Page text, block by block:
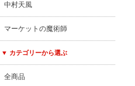
中村天風
マーケットの魔術師
▼ カテゴリーから選ぶ
全商品